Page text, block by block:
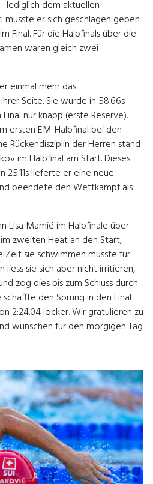
lediglich dem aktuellen
er sich geschlagen geben
Final. Für die Halbfinals über die
waren gleich zwei
einmal mehr das
Seite. Sie wurde in 58.66s
nur knapp (erste Reserve).
ersten EM-Halbfinal bei den
Rückendisziplin der Herren stand
im Halbfinal am Start. Dieses
25.11s lieferte er eine neue
beendete den Wettkampf als
Lisa Mamié im Halbfinale über
zweiten Heat an den Start,
sie schwimmen müsste für
liess sie sich aber nicht irritieren,
zog dies bis zum Schluss durch.
den Sprung in den Final
2:24.04 locker. Wir gratulieren zu
wünschen für den morgigen Tag